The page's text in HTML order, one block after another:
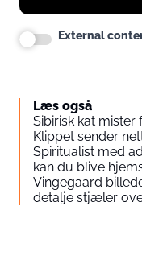
External
Læs også
Sibirisk kat
Klippet sender
Spiritualist med
kan du blive
Vingegaard
detalje stjæler